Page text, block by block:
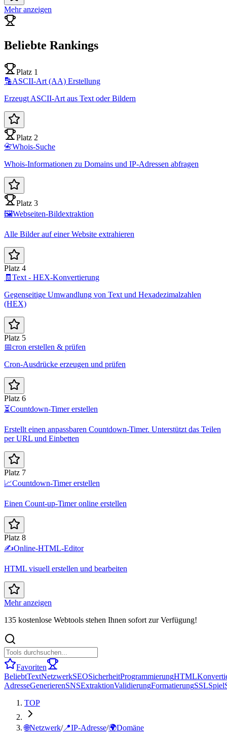
Mehr anzeigen
Beliebte Rankings
Platz 1
🔡ASCII-Art (AA) Erstellung
Erzeugt ASCII-Art aus Text oder Bildern
Platz 2
📇Whois-Suche
Whois-Informationen zu Domains und IP-Adressen abfragen
Platz 3
🖼️Webseiten-Bildextraktion
Alle Bilder auf einer Website extrahieren
Platz 4
🧾 Text - HEX-Konvertierung
Gegenseitige Umwandlung von Text und Hexadezimalzahlen
(HEX)
Platz 5
📅cron erstellen & prüfen
Cron-Ausdrücke erzeugen und prüfen
Platz 6
⏳Countdown-Timer erstellen
Erstellt einen anpassbaren Countdown-Timer. Unterstützt das Teilen
per URL und Einbetten
Platz 7
📈Countdown-Timer erstellen
Einen Count-up-Timer online erstellen
Platz 8
✍️Online-HTML-Editor
HTML visuell erstellen und bearbeiten
Mehr anzeigen
135 kostenlose Webtools stehen Ihnen sofort zur Verfügung!
Favoriten
BeliebtTextNetzwerkSEOSicherheitProgrammierungHTML
AdresseGenerierenSNSExtraktionValidierungFormatierungSSLSpiel
TOP
🌐Netzwerk/📍IP-Adresse/🌍Domäne